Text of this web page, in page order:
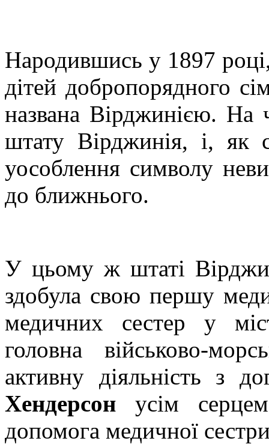
Народившись у 1897
дітей добропорядного
названа Вірджинією. На
штату Вірджинія, і, як
уособлення символу
до ближнього.
У цьому ж штаті
здобула свою першу
медичних сестер у
головна військово-
активну діяльність з
Хендерсон усім
допомога медичної